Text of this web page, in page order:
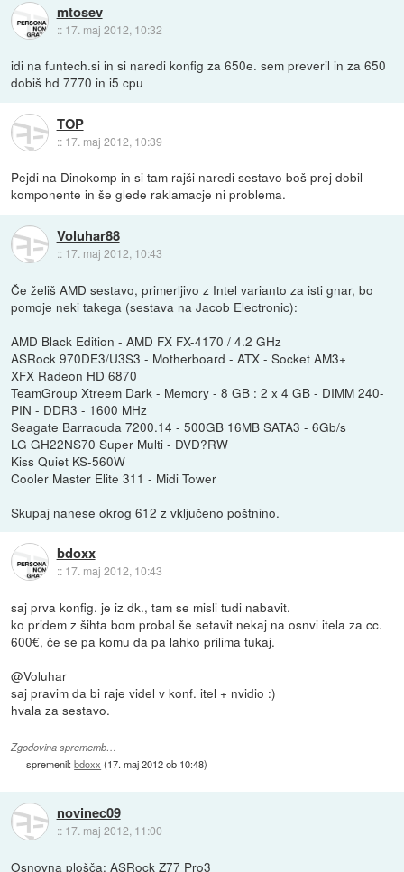
mtosev
:: 17. maj 2012, 10:32
idi na funtech.si in si naredi konfig za 650e. sem preveril in za 650
dobiš hd 7770 in i5 cpu
TOP
:: 17. maj 2012, 10:39
Pejdi na Dinokomp in si tam rajši naredi sestavo boš prej dobil
komponente in še glede raklamacje ni problema.
Voluhar88
:: 17. maj 2012, 10:43
Če želiš AMD sestavo, primerljivo z Intel varianto za isti gnar, bo
pomoje neki takega (sestava na Jacob Electronic):
AMD Black Edition - AMD FX FX-4170 / 4.2 GHz
ASRock 970DE3/U3S3 - Motherboard - ATX - Socket AM3+
XFX Radeon HD 6870
TeamGroup Xtreem Dark - Memory - 8 GB : 2 x 4 GB - DIMM 240-
PIN - DDR3 - 1600 MHz
Seagate Barracuda 7200.14 - 500GB 16MB SATA3 - 6Gb/s
LG GH22NS70 Super Multi - DVD?RW
Kiss Quiet KS-560W
Cooler Master Elite 311 - Midi Tower
Skupaj nanese okrog 612 z vključeno poštnino.
bdoxx
:: 17. maj 2012, 10:43
saj prva konfig. je iz dk., tam se misli tudi nabavit.
ko pridem z šihta bom probal še setavit nekaj na osnvi itela za cc.
600€, če se pa komu da pa lahko prilima tukaj.
@Voluhar
saj pravim da bi raje videl v konf. itel + nvidio :)
hvala za sestavo.
Zgodovina sprememb…
spremenil:bdoxx (17. maj 2012 ob 10:48)
novinec09
:: 17. maj 2012, 11:00
Osnovna plošča: ASRock Z77 Pro3